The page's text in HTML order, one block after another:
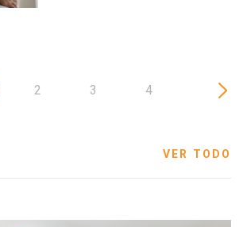
2 3 4
VER TODO